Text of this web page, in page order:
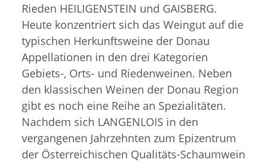
Rieden HEILIGENSTEIN und GAISBERG.
Heute konzentriert sich das Weingut auf die
typischen Herkunftsweine der Donau
Appellationen in den drei Kategorien
Gebiets-, Orts- und Riedenweinen. Neben
den klassischen Weinen der Donau Region
gibt es noch eine Reihe an Spezialitäten.
Nachdem sich LANGENLOIS in den
vergangenen Jahrzehnten zum Epizentrum
der Österreichischen Qualitäts-Schaumwein